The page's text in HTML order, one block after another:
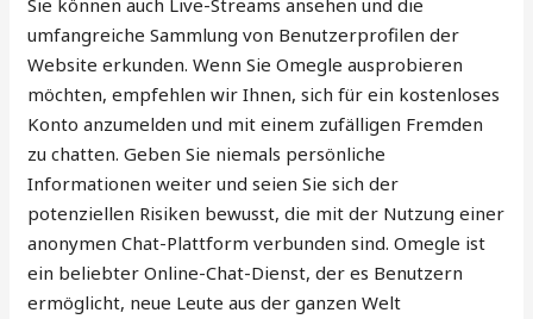
Sie können auch Live-Streams ansehen und die
umfangreiche Sammlung von Benutzerprofilen der
Website erkunden. Wenn Sie Omegle ausprobieren
möchten, empfehlen wir Ihnen, sich für ein kostenloses
Konto anzumelden und mit einem zufälligen Fremden
zu chatten. Geben Sie niemals persönliche
Informationen weiter und seien Sie sich der
potenziellen Risiken bewusst, die mit der Nutzung einer
anonymen Chat-Plattform verbunden sind. Omegle ist
ein beliebter Online-Chat-Dienst, der es Benutzern
ermöglicht, neue Leute aus der ganzen Welt